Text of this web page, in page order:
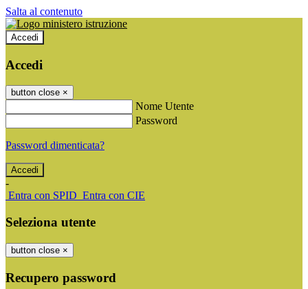
Salta al contenuto
Accedi
Accedi
button close ×
Nome Utente
Password
Password dimenticata?
-
Entra con SPID Entra con CIE
Seleziona utente
button close ×
Recupero password